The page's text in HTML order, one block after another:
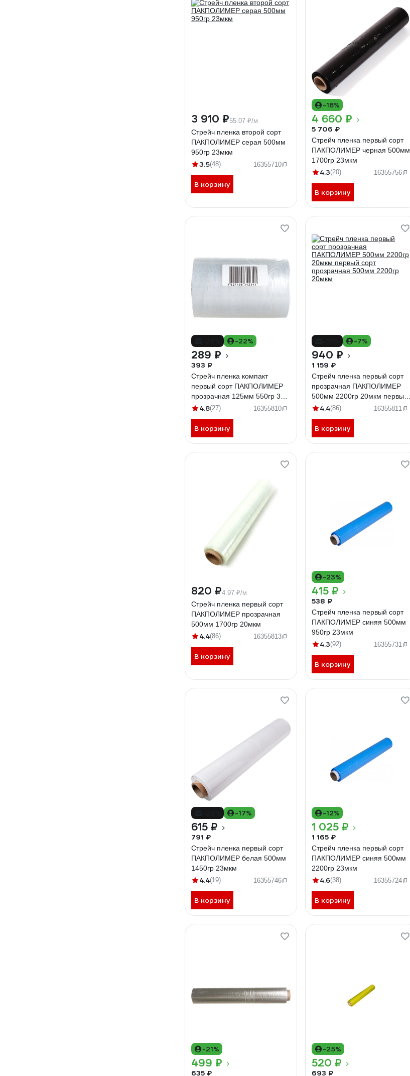
3 910 ₽55.07 ₽/м
Стрейч пленка второй сорт
ПАКПОЛИМЕР серая 500мм
950гр 23мкм
3.5(48) 16355710
В корзину
-18%
4 660 ₽
5 706 ₽
Стрейч пленка первый сорт
ПАКПОЛИМЕР черная 500мм
1700гр 23мкм
4.3(20) 16355756
В корзину
-22%
289 ₽
393 ₽
Стрейч пленка компакт
первый сорт ПАКПОЛИМЕР
прозрачная 125мм 550гр 38
20мкм
4.8(27) 16355810
В корзину
-7%
940 ₽
1 159 ₽
Стрейч пленка первый сорт
прозрачная ПАКПОЛИМЕР
500мм 2200гр 20мкм первый
сорт прозрачная 500мм
4.4(86) 16355811
В корзину
820 ₽4.97 ₽/м
Стрейч пленка первый сорт
ПАКПОЛИМЕР прозрачная
500мм 1700гр 20мкм
4.4(86) 16355813
В корзину
-23%
415 ₽
538 ₽
Стрейч пленка первый сорт
ПАКПОЛИМЕР синяя 500мм
950гр 23мкм
4.3(92) 16355731
В корзину
-17%
615 ₽
791 ₽
Стрейч пленка первый сорт
ПАКПОЛИМЕР белая 500мм
1450гр 23мкм
4.4(19) 16355746
В корзину
-12%
1 025 ₽
1 165 ₽
Стрейч пленка первый сорт
ПАКПОЛИМЕР синяя 500мм
2200гр 23мкм
4.6(38) 16355724
В корзину
-21%
499 ₽
635 ₽
-25%
520 ₽
693 ₽